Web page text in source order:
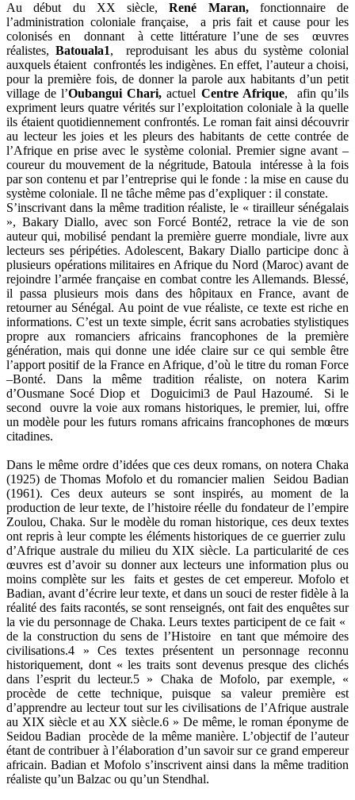
Au début du XX siècle,René Maran,fonctionnaire de
l’administration coloniale française, a pris fait et cause pour les
colonisés en donnant à cette littérature l’une de ses œuvres
réalistes,Batouala1, reproduisant les abus du système colonial
auxquels étaient confrontés les indigènes. En effet, l’auteur a choisi,
pour la première fois, de donner la parole aux habitants d’un petit
village de l’Oubangui Chari, actuel Centre Afrique, afin qu’ils
expriment leurs quatre vérités sur l’exploitation coloniale à la quelle
ils étaient quotidiennement confrontés. Le roman fait ainsi découvrir
au lecteur les joies et les pleurs des habitants de cette contrée de
l’Afrique en prise avec le système colonial. Premier signe avant –
coureur du mouvement de la négritude, Batoula intéresse à la fois
par son contenu et par l’entreprise qui le fonde : la mise en cause du
système coloniale. Il ne tâche même pas d’expliquer : il constate.
S’inscrivant dans la même tradition réaliste, le « tirailleur sénégalais
», Bakary Diallo, avec son Forcé Bonté2, retrace la vie de son
auteur qui, mobilisé pendant la première guerre mondiale, livre aux
lecteurs ses péripéties. Adolescent, Bakary Diallo participe donc à
plusieurs opérations militaires en Afrique du Nord (Maroc) avant de
rejoindre l’armée française en combat contre les Allemands. Blessé,
il passa plusieurs mois dans des hôpitaux en France, avant de
retourner au Sénégal. Au point de vue réaliste, ce texte est riche en
informations. C’est un texte simple, écrit sans acrobaties stylistiques
propre aux romanciers africains francophones de la première
génération, mais qui donne une idée claire sur ce qui semble être
l’apport positif de la France en Afrique, d’où le titre du roman Force
–Bonté. Dans la même tradition réaliste, on notera Karim
d’Ousmane Socé Diop et Doguicimi3 de Paul Hazoumé. Si le
second ouvre la voie aux romans historiques, le premier, lui, offre
un modèle pour les futurs romans africains francophones de mœurs
citadines.
Dans le même ordre d’idées que ces deux romans, on notera Chaka
(1925) de Thomas Mofolo et du romancier malien Seidou Badian
(1961). Ces deux auteurs se sont inspirés, au moment de la
production de leur texte, de l’histoire réelle du fondateur de l’empire
Zoulou, Chaka. Sur le modèle du roman historique, ces deux textes
ont repris à leur compte les éléments historiques de ce guerrier zulu
d’Afrique australe du milieu du XIX siècle. La particularité de ces
œuvres est d’avoir su donner aux lecteurs une information plus ou
moins complète sur les faits et gestes de cet empereur. Mofolo et
Badian, avant d’écrire leur texte, et dans un souci de rester fidèle à la
réalité des faits racontés, se sont renseignés, ont fait des enquêtes sur
la vie du personnage de Chaka. Leurs textes participent de ce fait «
de la construction du sens de l’Histoire en tant que mémoire des
civilisations.4 » Ces textes présentent un personnage reconnu
historiquement, dont « les traits sont devenus presque des clichés
dans l’esprit du lecteur.5 » Chaka de Mofolo, par exemple, «
procède de cette technique, puisque sa valeur première est
d’apprendre au lecteur tout sur les civilisations de l’Afrique australe
au XIX siècle et au XX siècle.6 » De même, le roman éponyme de
Seidou Badian procède de la même manière. L’objectif de l’auteur
étant de contribuer à l’élaboration d’un savoir sur ce grand empereur
africain. Badian et Mofolo s’inscrivent ainsi dans la même tradition
réaliste qu’un Balzac ou qu’un Stendhal.